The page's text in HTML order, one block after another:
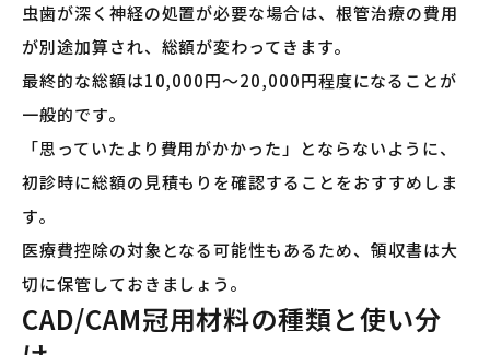
虫歯が深く神経の処置が必要な場合は、根管治療の費用
が別途加算され、総額が変わってきます。
最終的な総額は10,000円〜20,000円程度になることが
一般的です。
「思っていたより費用がかかった」とならないように、
初診時に総額の見積もりを確認することをおすすめしま
す。
医療費控除の対象となる可能性もあるため、領収書は大
切に保管しておきましょう。
CAD/CAM冠用材料の種類と使い分